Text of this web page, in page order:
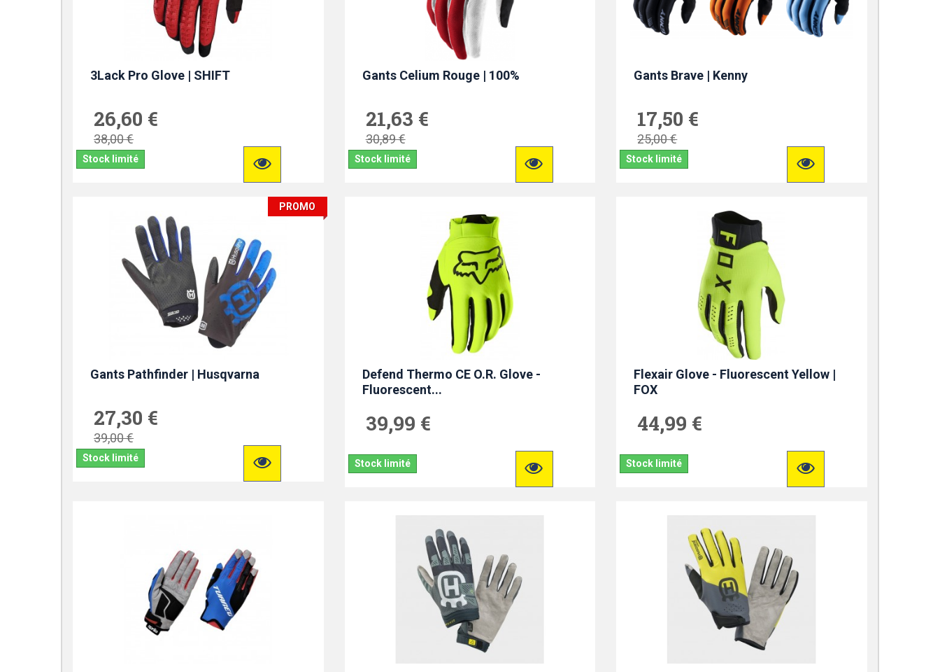
3Lack Pro Glove | SHIFT
26,60 €
38,00 €
Stock limité
Gants Celium Rouge | 100%
21,63 €
30,89 €
Stock limité
Gants Brave | Kenny
17,50 €
25,00 €
Stock limité
PROMO
Gants Pathfinder | Husqvarna
27,30 €
39,00 €
Stock limité
Defend Thermo CE O.R. Glove -
Fluorescent...
39,99 €
Stock limité
Flexair Glove - Fluorescent Yellow |
FOX
44,99 €
Stock limité